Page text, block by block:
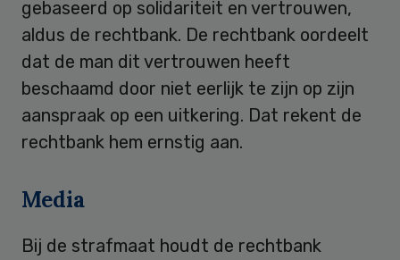
gebaseerd op solidariteit en vertrouwen,
aldus de rechtbank. De rechtbank oordeelt
dat de man dit vertrouwen heeft
beschaamd door niet eerlijk te zijn op zijn
aanspraak op een uitkering. Dat rekent de
rechtbank hem ernstig aan.
Media
Bij de strafmaat houdt de rechtbank